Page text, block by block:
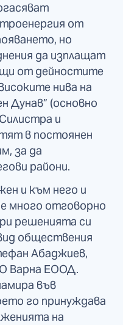
от
но
да изплащат
от дейностите
нива на
Дунав” (основно
и
в постоянен
за да
райони.
и към него и
много отговорно
решенията си
обществения
Абаджиев,
Варна ЕООД.
във
го принуждава
на